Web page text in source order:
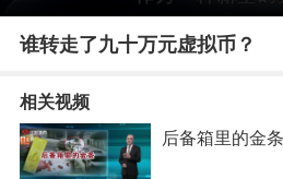
谁转走了九十万元虚拟币？
相关视频
后备箱里的金条